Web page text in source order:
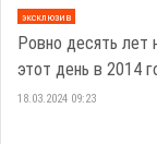
эксклюзив
Ровно десять лет
этот день в 2014
18.03.2024 09:23